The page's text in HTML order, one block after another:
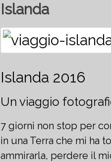
Islanda
Islanda 2016
Un viaggio
7 giorni non stop per
in una Terra che mi ha
ammirarla, perdere il